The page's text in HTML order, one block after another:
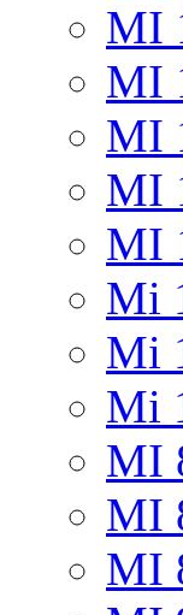
MI
MI
MI
MI
MI
Mi
Mi
Mi
MI
MI
MI